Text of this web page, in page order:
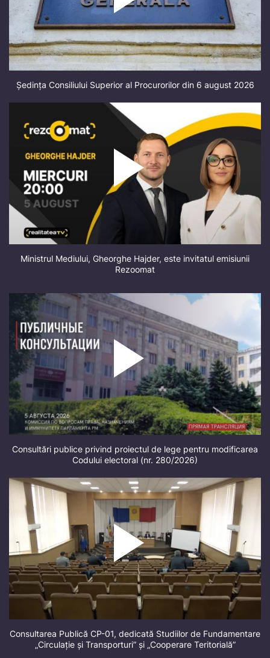
Ședința Consiliului Superior al Procurorilor din 6 august 2026
Ministrul Mediului, Gheorghe Hajder, este invitatul emisiunii
Rezoomat
Consultări publice privind proiectul de lege pentru modificarea
Codului electoral (nr. 280/2026)
Consultarea Publică CP-01, dedicată Studiilor de Fundamentare
„Circulație și Transporturi” și „Cooperare Teritorială”